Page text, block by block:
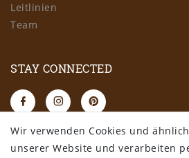
Leitlinien
Team
STAY CONNECTED
RECHTLICHES
Wir verwenden Cookies und
unserer Website und verarbeiten